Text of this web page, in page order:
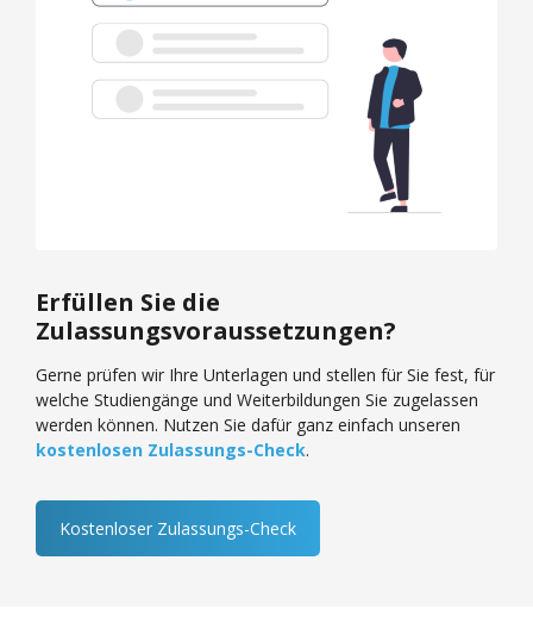
Erfüllen Sie die
Zulassungsvoraussetzungen?
Gerne prüfen wir Ihre Unterlagen und stellen für Sie fest, für
welche Studiengänge und Weiterbildungen Sie zugelassen
werden können. Nutzen Sie dafür ganz einfach unseren
kostenlosen Zulassungs-Check.
Kostenloser Zulassungs-Check